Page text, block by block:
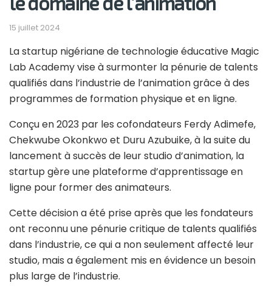
15 juillet 2024
La startup nigériane de technologie éducative Magic
Lab Academy vise à surmonter la pénurie de talents
qualifiés dans l’industrie de l’animation grâce à des
programmes de formation physique et en ligne.
Conçu en 2023 par les cofondateurs Ferdy Adimefe,
Chekwube Okonkwo et Duru Azubuike, à la suite du
lancement à succès de leur studio d’animation, la
startup gère une plateforme d’apprentissage en
ligne pour former des animateurs.
Cette décision a été prise après que les fondateurs
ont reconnu une pénurie critique de talents qualifiés
dans l’industrie, ce qui a non seulement affecté leur
studio, mais a également mis en évidence un besoin
plus large de l’industrie.